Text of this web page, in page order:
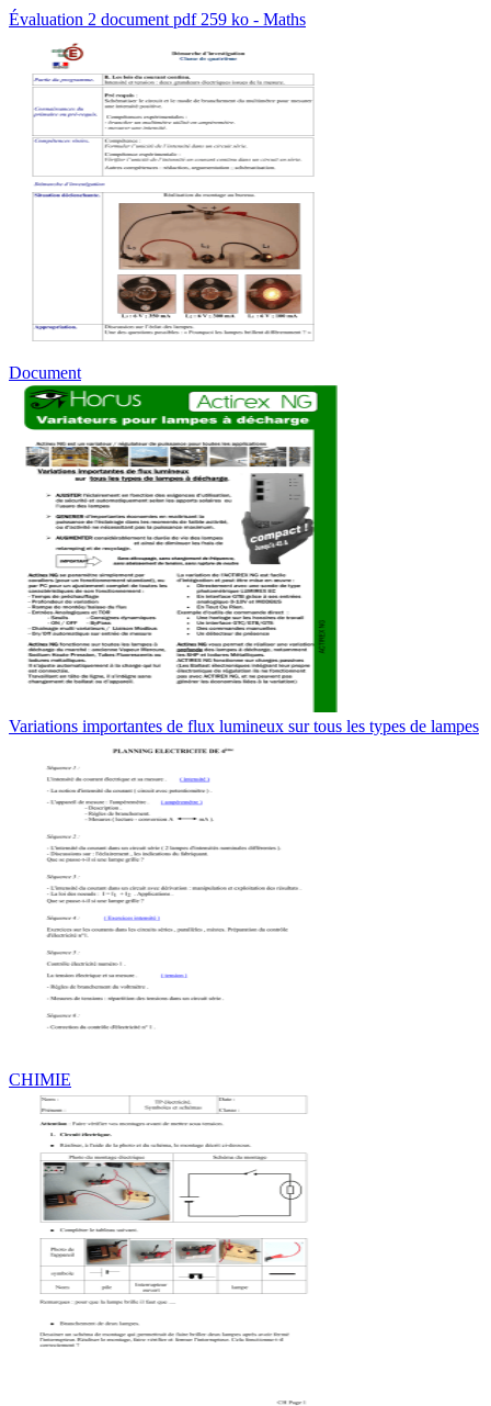
Évaluation 2 document pdf 259 ko - Maths
Document
Variations importantes de flux lumineux sur tous les types de lampes
CHIMIE